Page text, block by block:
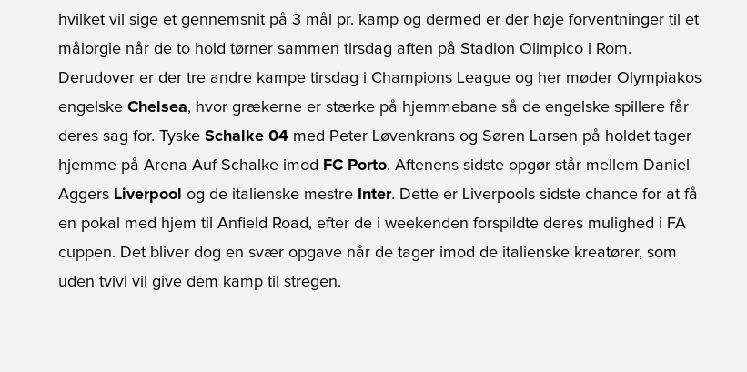
hvilket vil sige et gennemsnit på 3 mål pr. kamp og dermed er der høje forventninger til et
målorgie når de to hold tørner sammen tirsdag aften på Stadion Olimpico i Rom.
Derudover er der tre andre kampe tirsdag i Champions League og her møder Olympiakos
engelske Chelsea, hvor grækerne er stærke på hjemmebane så de engelske spillere får
deres sag for. Tyske Schalke 04 med Peter Løvenkrans og Søren Larsen på holdet tager
hjemme på Arena Auf Schalke imod FC Porto. Aftenens sidste opgør står mellem Daniel
Aggers Liverpool og de italienske mestre Inter. Dette er Liverpools sidste chance for at få
en pokal med hjem til Anfield Road, efter de i weekenden forspildte deres mulighed i FA
cuppen. Det bliver dog en svær opgave når de tager imod de italienske kreatører, som
uden tvivl vil give dem kamp til stregen.